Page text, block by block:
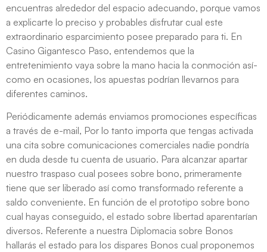
encuentras alrededor del espacio adecuando, porque vamos
a explicarte lo preciso y probables disfrutar cual este
extraordinario esparcimiento posee preparado para ti. En
Casino Gigantesco Paso, entendemos que la
entretenimiento vaya sobre la mano hacia la conmoción así­
como en ocasiones, los apuestas podrían llevarnos para
diferentes caminos.
Periódicamente además enviamos promociones específicas
a través de e-mail, Por lo tanto importa que tengas activada
una cita sobre comunicaciones comerciales nadie pondrí­a
en duda desde tu cuenta de usuario. Para alcanzar apartar
nuestro traspaso cual posees sobre bono, primeramente
tiene que ser liberado así­ como transformado referente a
saldo conveniente. En función de el prototipo sobre bono
cual hayas conseguido, el estado sobre libertad aparentarían
diversos. Referente a nuestra Diplomacia sobre Bonos
hallarás el estado para los dispares Bonos cual proponemos